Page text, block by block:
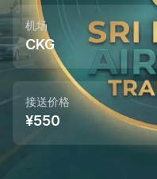
机场
CKG
接送价格
¥550